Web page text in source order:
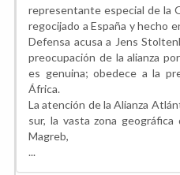
representante especial de la
regocijado a España y hecho
Defensa acusa a Jens
preocupación de la alianza
es genuina; obedece a la
África.
La atención de la Alianza
sur, la vasta zona
Magreb,
...